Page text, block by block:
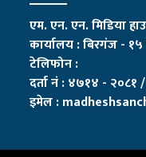
एम. एन. एन. मिडिया
कार्यालय : बिरगंज - १५
टेलिफोन :
दर्ता नं : ४७१४ - २०८१
इमेल :